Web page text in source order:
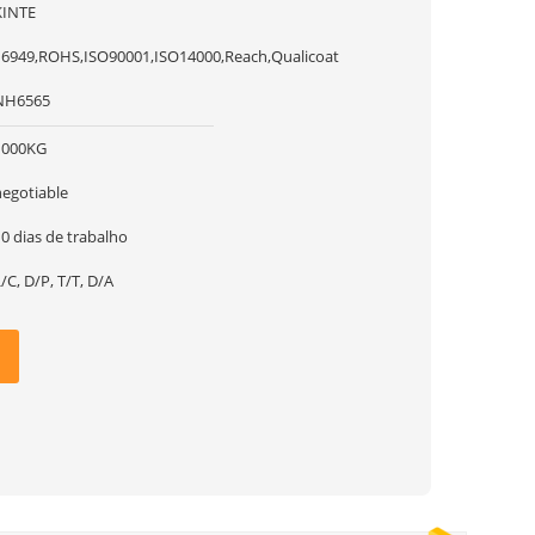
dias de trabalho
C, D/P, T/T, D/A